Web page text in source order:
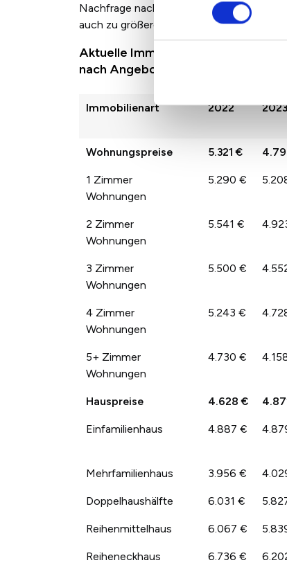
Nachfrage nach den jeweiligen
auch zu größeren Sprüngen der Preise
Aktuelle Immobilienpreise in
nach Angebotspreisen
Immobilienart 2022 2023
Wohnungspreise 5.321 €
1 Zimmer
Wohnungen
5.290 €
2 Zimmer
Wohnungen
5.541 €
3 Zimmer
Wohnungen
5.500 €
4 Zimmer
Wohnungen
5.243 €
5+ Zimmer
Wohnungen
4.730 €
Hauspreise 4.628 €
Einfamilienhaus 4.887 €
Mehrfamilienhaus 3.956 €
Doppelhaushälfte 6.031 €
Reihenmittelhaus 6.067 €
Reiheneckhaus 6.736 €